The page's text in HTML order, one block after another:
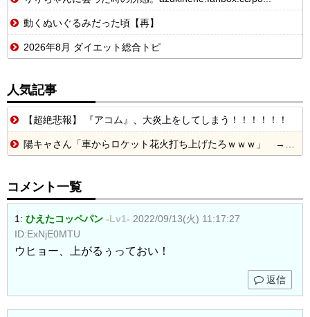
動くぬいぐるみだった頃【再】
2026年8月 ダイエット総合トピ
人気記事
【超絶悲報】 『アコム』、大炎上をしてしまう！！！！！！
陽キャさん「車からロケット花火打ち上げたろｗｗｗ」 → サンルーフが閉まっていて無事車内に発射
コメント一覧
1: ひえたコッペパン -Lv1- 2022/09/13(火) 11:17:27
ID:ExNjE0MTU
ウヒョー、上がるぅっておい！
返信